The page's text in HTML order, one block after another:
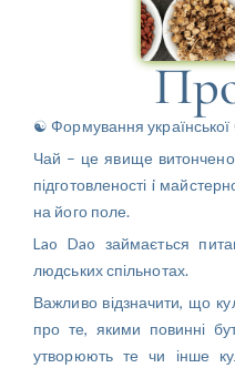
☯ Формування української
Чай – це явище
підготовленості i
на його поле.
Lao Dao займається
людських спільнотах.
Важливо відзначити, що
про те, якими повинні
утворюють те чи інше